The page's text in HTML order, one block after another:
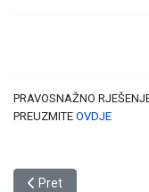
PRAVOSNAŽNO
PREUZMITE OVDJE
Prethodni članak:
Pret